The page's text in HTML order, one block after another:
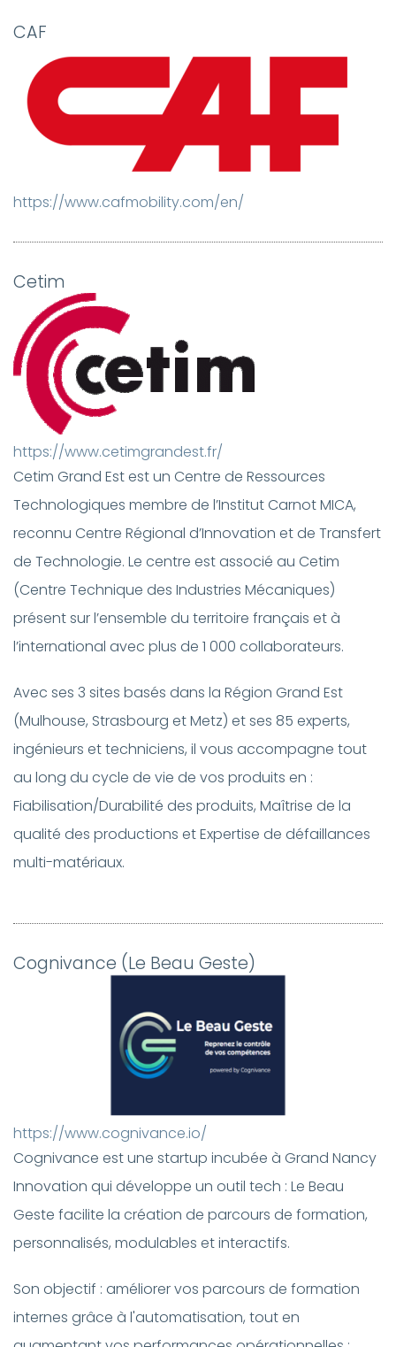
CAF
https://www.cafmobility.com/en/
Cetim
https://www.cetimgrandest.fr/
Cetim Grand Est est un Centre de Ressources
Technologiques membre de l’Institut Carnot MICA,
reconnu Centre Régional d’Innovation et de Transfert
de Technologie. Le centre est associé au Cetim
(Centre Technique des Industries Mécaniques)
présent sur l’ensemble du territoire français et à
l’international avec plus de 1 000 collaborateurs.
Avec ses 3 sites basés dans la Région Grand Est
(Mulhouse, Strasbourg et Metz) et ses 85 experts,
ingénieurs et techniciens, il vous accompagne tout
au long du cycle de vie de vos produits en :
Fiabilisation/Durabilité des produits, Maîtrise de la
qualité des productions etExpertise de défaillances
multi-matériaux.
Cognivance (Le Beau Geste)
https://www.cognivance.io/
Cognivance est une startup incubée à Grand Nancy
Innovation qui développe un outil tech : Le Beau
Geste facilite la création de parcours de formation,
personnalisés, modulables et interactifs.
Son objectif : améliorer vos parcours de formation
internes grâce à l'automatisation, tout en